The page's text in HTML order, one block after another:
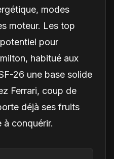
modes
moteur. Les top
pour
habitué aux
26 une base solide
Ferrari, coup de
déjà ses fruits
à conquérir.